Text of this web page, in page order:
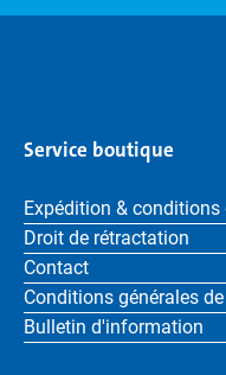
Service boutique
Expédition & conditions
Droit de rétractation
Contact
Conditions générales
Bulletin d'information